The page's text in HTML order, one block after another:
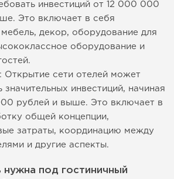
инвестиций от 12 000 000
Это включает в себя
декор, оборудование для
оборудование и
Открытие сети отелей может
значительных инвестиций, начиная
рублей и выше. Это включает в
общей концепции,
затраты, координацию между
и другие аспекты.
нужна под гостиничный